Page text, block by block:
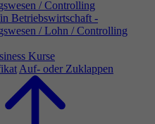
/ Controlling
Betriebswirtschaft -
/ Lohn / Controlling
Kurse
Auf- oder Zuklappen